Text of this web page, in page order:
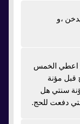
،و
اعطي الخمس
قبل مؤنة
سنتي هل
دفعت للحج.